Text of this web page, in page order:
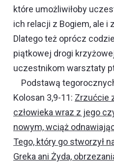
które umożliwiłoby
ich relacji z Bogiem, ale i
Dlatego też oprócz
piątkowej drogi
uczestnikom warsztaty
Podstawą
Kolosan 3,9-11: Zrzućcie
człowieka wraz z jego
nowym, wciąż
Tego, który go stworzył
Greka ani Żyda,